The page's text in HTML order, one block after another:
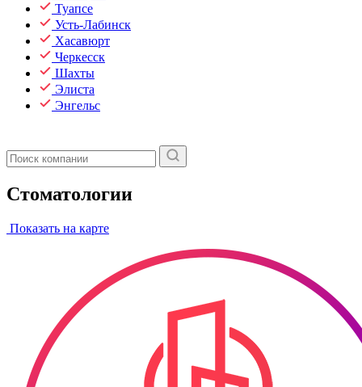
Туапсе
Усть-Лабинск
Хасавюрт
Черкесск
Шахты
Элиста
Энгельс
Стоматологии
Показать на карте